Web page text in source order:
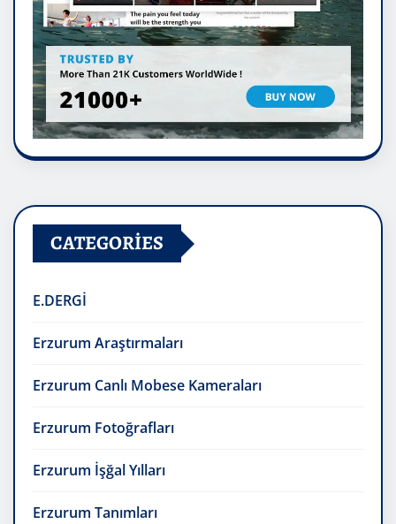
CATEGORIES
E.DERGİ
Erzurum Araştırmaları
Erzurum Canlı Mobese Kameraları
Erzurum Fotoğrafları
Erzurum İşğal Yılları
Erzurum Tanımları